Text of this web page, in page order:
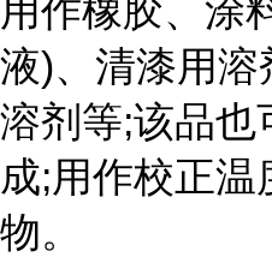
用作橡胶、涂
液)、清漆用溶
溶剂等;该品也
成;用作校正温
物。